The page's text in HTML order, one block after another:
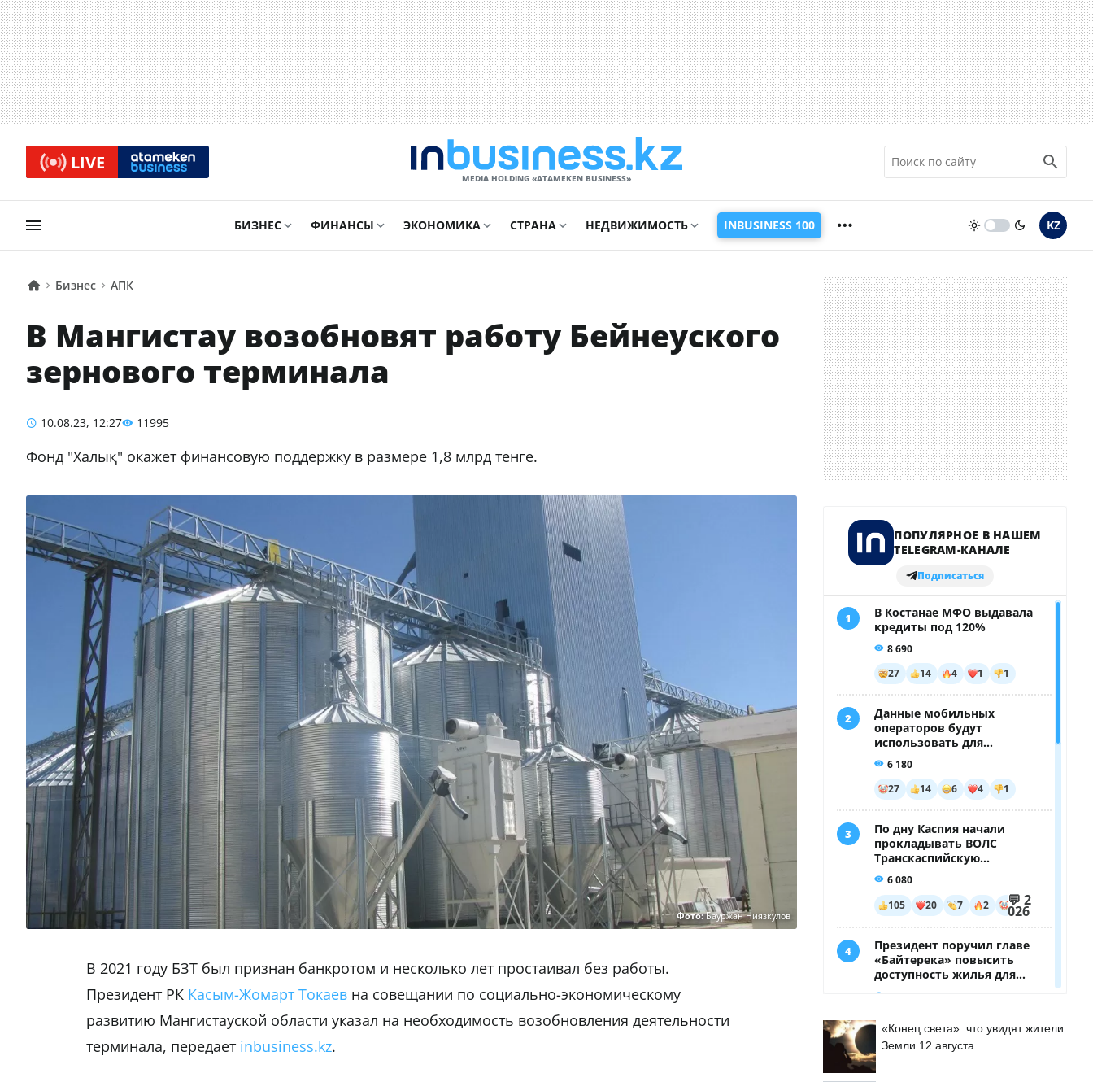
LIVE
MEDIA HOLDING «ATAMEKЕN BUSINESS»
БИЗНЕС ФИНАНСЫ ЭКОНОМИКА СТРАНА НЕДВИЖИМОСТЬ INBUSINESS 100 KZ
Бизнес АПК
В Мангистау возобновят работу Бейнеуского
зернового терминала
10.08.23, 12:27 11995
Фонд "Халық" окажет финансовую поддержку в размере 1,8 млрд тенге.
Фото:Бауржан Ниязкулов
В 2021 году БЗТ был признан банкротом и несколько лет простаивал без работы.
Президент РК Касым-Жомарт Токаев на совещании по социально-экономическому
развитию Мангистауской области указал на необходимость возобновления деятельности
терминала, передает inbusiness.kz.
«Конец света»: что увидят жители
Земли 12 августа